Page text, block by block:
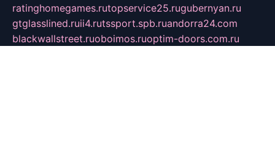
ratinghomegames.rutopservice25.rugubernyan.ru
gtglasslined.ruii4.rutssport.spb.ruandorra24.com
blackwallstreet.ruoboimos.ruoptim-doors.com.ru